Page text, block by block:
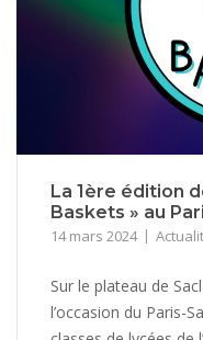
La 1ère édition
Baskets » au
14 mars 2024
Sur le plateau de
l’occasion du Paris-